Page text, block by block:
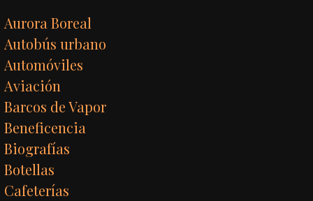
Aurora Boreal
Autobús urbano
Automóviles
Aviación
Barcos de Vapor
Beneficencia
Biografías
Botellas
Cafeterías